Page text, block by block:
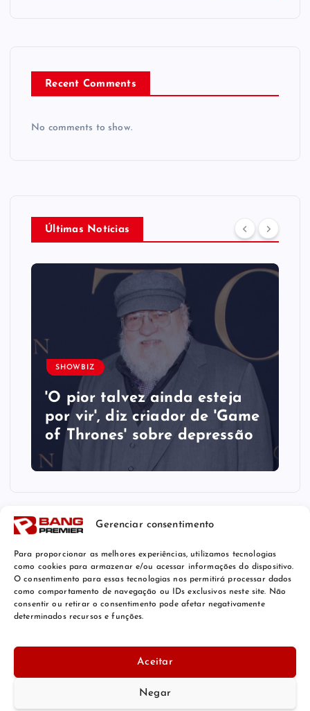
Gerenciar consentimento
Para proporcionar as melhores experiências, utilizamos tecnologias
como cookies para armazenar e/ou acessar informações do dispositivo.
O consentimento para essas tecnologias nos permitirá processar dados
como comportamento de navegação ou IDs exclusivos neste site. Não
consentir ou retirar o consentimento pode afetar negativamente
determinados recursos e funções.
Aceitar
Negar
Recent Comments
No comments to show.
Últimas Notícias
SHOWBIZ
'O pior talvez ainda esteja
por vir', diz criador de 'Game
of Thrones' sobre depressão